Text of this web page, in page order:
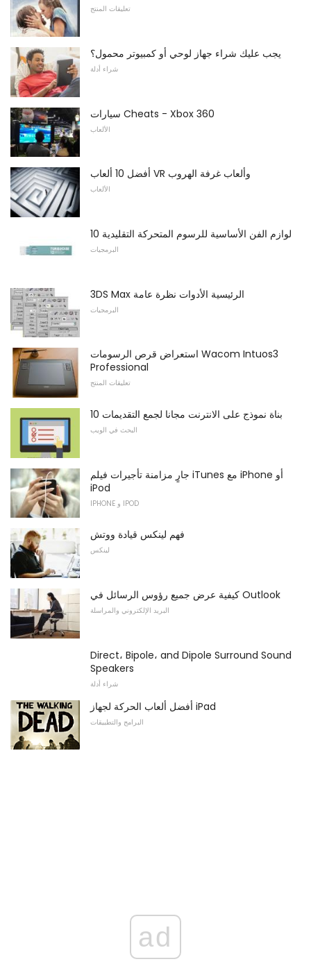
تعليقات المنتج
يجب عليك شراء جهاز لوحي أو كمبيوتر محمول؟
شراء أدلة
سيارات Cheats - Xbox 360
الألعاب
أفضل 10 ألعاب VR وألعاب غرفة الهروب
الألعاب
10 لوازم الفن الأساسية للرسوم المتحركة التقليدية
البرمجيات
3DS Max الرئيسية الأدوات نظرة عامة
البرمجيات
استعراض قرص الرسومات Wacom Intuos3
Professional
تعليقات المنتج
10 بناة نموذج على الانترنت مجانا لجمع التقديمات
البحث في الويب
جارٍ مزامنة تأجيرات فيلم iTunes مع iPhone أو
iPod
IPHONE و IPOD
فهم لينكس قيادة ووتش
لينكس
كيفية عرض جميع رؤوس الرسائل في Outlook
البريد الإلكتروني والمراسلة
Direct، Bipole، and Dipole Surround Sound
Speakers
شراء أدلة
أفضل ألعاب الحركة لجهاز iPad
البرامج والتطبيقات
ad